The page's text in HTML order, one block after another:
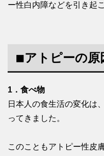
ー性白内障などを引き起
◾︎アトピーの原
1．食べ物
日本人の食生活の変化は
ってきました。
このこともアトピー性皮